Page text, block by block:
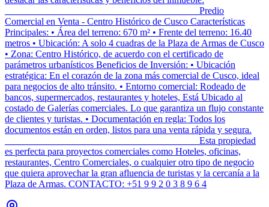
________________________________________ Predio
Comercial en Venta - Centro Histórico de Cusco Características
Principales: • Área del terreno: 670 m² • Frente del terreno: 16.40
metros • Ubicación: A solo 4 cuadras de la Plaza de Armas de Cusco
• Zona: Centro Histórico, de acuerdo con el certificado de
parámetros urbanísticos Beneficios de Inversión: • Ubicación
estratégica: En el corazón de la zona más comercial de Cusco, ideal
para negocios de alto tránsito. • Entorno comercial: Rodeado de
bancos, supermercados, restaurantes y hoteles, Está Ubicado al
costado de Galerías comerciales. Lo que garantiza un flujo constante
de clientes y turistas. • Documentación en regla: Todos los
documentos están en orden, listos para una venta rápida y segura.
________________________________________ Esta propiedad
es perfecta para proyectos comerciales como Hoteles, oficinas,
restaurantes, Centro Comerciales, o cualquier otro tipo de negocio
que quiera aprovechar la gran afluencia de turistas y la cercanía a la
Plaza de Armas. CONTACTO: +51 9 9 2 0 3 8 9 6 4